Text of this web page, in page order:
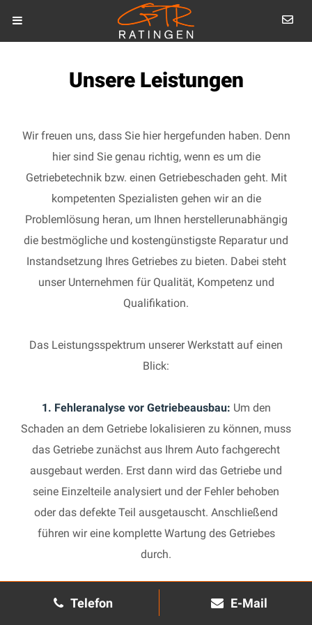
Telefon E-Mail
Unsere Leistungen
Wir freuen uns, dass Sie hier hergefunden haben. Denn
hier sind Sie genau richtig, wenn es um die
Getriebetechnik bzw. einen Getriebeschaden geht. Mit
kompetenten Spezialisten gehen wir an die
Problemlösung heran, um Ihnen herstellerunabhängig
die bestmögliche und kostengünstigste Reparatur und
Instandsetzung Ihres Getriebes zu bieten. Dabei steht
unser Unternehmen für Qualität, Kompetenz und
Qualifikation.
Das Leistungsspektrum unserer Werkstatt auf einen
Blick:
1. Fehleranalyse vor Getriebeausbau: Um den
Schaden an dem Getriebe lokalisieren zu können, muss
das Getriebe zunächst aus Ihrem Auto fachgerecht
ausgebaut werden. Erst dann wird das Getriebe und
seine Einzelteile analysiert und der Fehler behoben
oder das defekte Teil ausgetauscht. Anschließend
führen wir eine komplette Wartung des Getriebes
durch.
2. Manuelles Getriebe:
Die Reparatur eines komplexen
Schaltgetriebes ist äußerst aufwendig und benötigt